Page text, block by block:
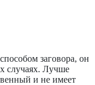
заговора, он
случаях. Лучше
и не имеет